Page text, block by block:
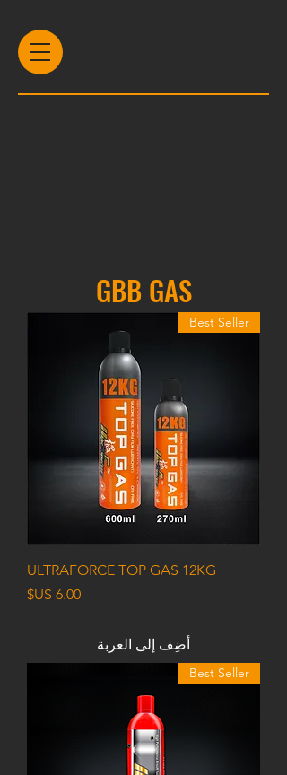
Best Seller
ULTRAFORCE TOP GAS 12KG
السعر
أضِف إلى العربة
Best Seller
GBB GAS